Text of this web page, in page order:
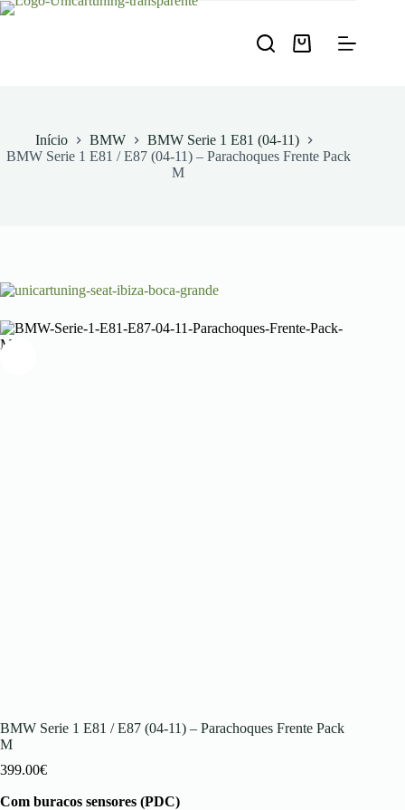
Pular
Carrinho
Início BMW
BMW Serie 1 E81 (04-11)
BMW Serie 1 E81 / E87 (04-11) – Parachoques Frente Pack
M
BMW Serie 1 E81 / E87 (04-11) – Parachoques Frente Pack
M
399.00€
Com buracos sensores (PDC)